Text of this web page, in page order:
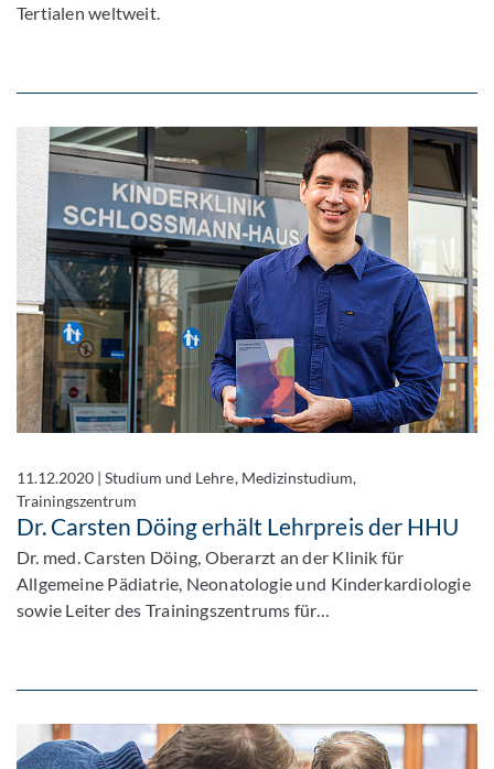
Tertialen weltweit.
11.12.2020 |Studium und Lehre, Medizinstudium,
Trainingszentrum
Dr. Carsten Döing erhält Lehrpreis der HHU
Dr. med. Carsten Döing, Oberarzt an der Klinik für
Allgemeine Pädiatrie, Neonatologie und Kinderkardiologie
sowie Leiter des Trainingszentrums für…